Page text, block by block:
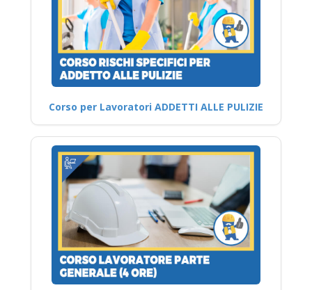
Corso per Lavoratori ADDETTI ALLE PULIZIE